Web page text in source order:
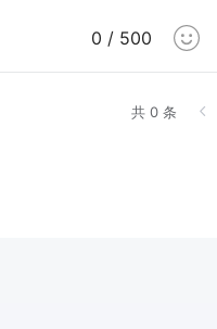
0 / 500
共 0 条